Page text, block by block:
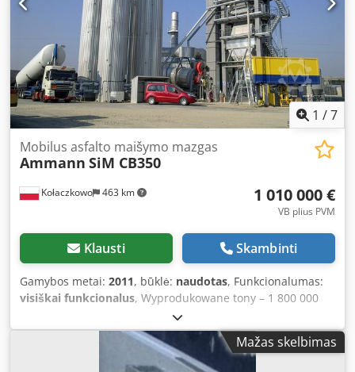
1 /7
Kołaczkowo 463 km
Mobilus asfalto maišymo mazgas
Ammann SiM CB350
1 010 000 €
VB plius PVM
Klausti Skambinti
Gamybos metai: 2011, būklė: naudotas, Funkcionalumas:
visiškai funkcionalus, Wyprodukowane tony – 1 800 000
Wydajność – 350 t/h Pierwszy montaż w Polsce – 2011
Maszyna obecnie zdemontowana na części składowe w
celu transportu. Podajniki zimne: Liczba zasobników – 8
szt. Pojemność pojedynczego zasobnika – 14 m³ Bęben
Mažas skelbimas